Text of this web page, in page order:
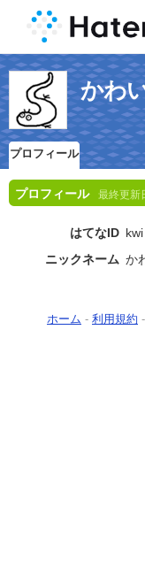
かわ
プロフィール
プロフィール 最終更新
はてなID kwi
ニックネーム か
ホーム - 利用規約 -